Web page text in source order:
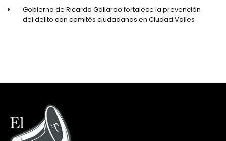
Gobierno de Ricardo Gallardo fortalece la prevención
del delito con comités ciudadanos en Ciudad Valles